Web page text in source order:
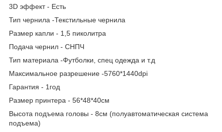
3D эффект - Есть
Тип чернила -Текстильные чернила
Размер капли - 1,5 пиколитра
Подача чернил - СНПЧ
Тип материала -Футболки, спец одежда и т.д
Максимальное разрешение -5760*1440dpi
Гарантия - 1год
Размер принтера - 56*48*40см
Высота подъема головы - 8см (полуавтоматическая система
подъема)